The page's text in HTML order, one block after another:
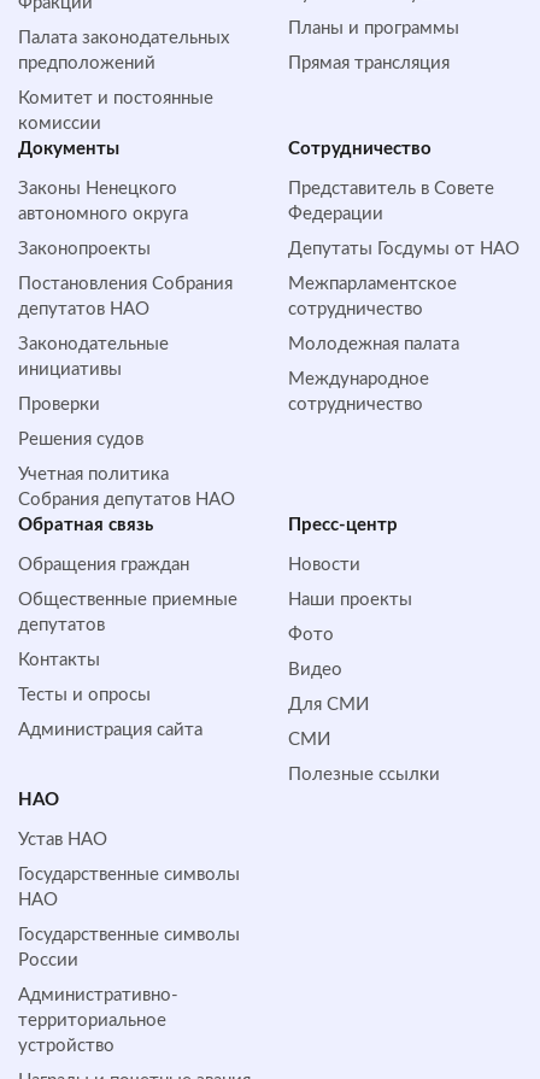
Палата законодательных
предположений
Комитет и постоянные
комиссии
Планы и программы
Прямая трансляция
Документы
Законы Ненецкого
автономного округа
Законопроекты
Постановления Собрания
депутатов НАО
Законодательные
инициативы
Проверки
Решения судов
Учетная политика
Собрания депутатов НАО
Сотрудничество
Представитель в Совете
Федерации
Депутаты Госдумы от НАО
Межпарламентское
сотрудничество
Молодежная палата
Международное
сотрудничество
Обратная cвязь
Обращения граждан
Общественные приемные
депутатов
Контакты
Тесты и опросы
Администрация сайта
Пресс-центр
Новости
Наши проекты
Фото
Видео
Для СМИ
СМИ
Полезные ссылки
НАО
Устав НАО
Государственные символы
НАО
Государственные символы
России
Административно-
территориальное
устройство